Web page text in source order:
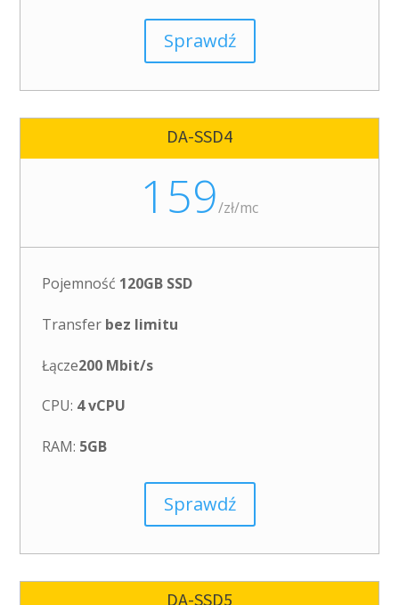
Sprawdź
DA-SSD4
159/zł/mc
Pojemność 120GB SSD
Transfer bez limitu
Łącze200 Mbit/s
CPU: 4 vCPU
RAM: 5GB
Sprawdź
DA-SSD5